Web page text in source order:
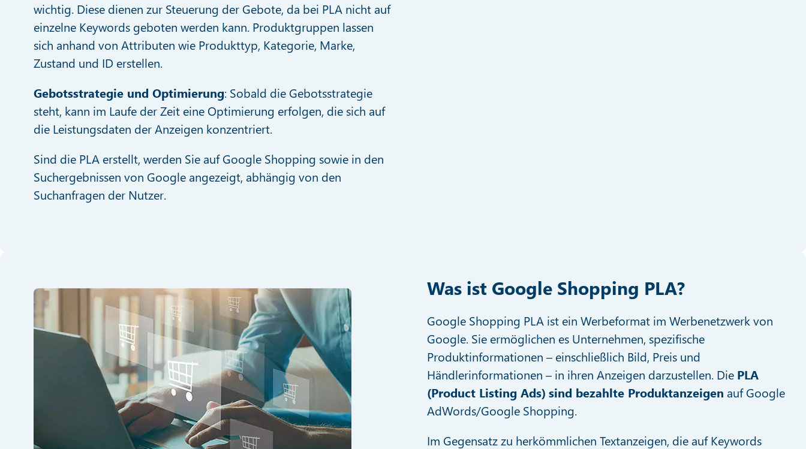
wichtig. Diese dienen zur Steuerung der Gebote, da bei PLA nicht auf
einzelne Keywords geboten werden kann. Produktgruppen lassen
sich anhand von Attributen wie Produkttyp, Kategorie, Marke,
Zustand und ID erstellen.
Gebotsstrategie und Optimierung: Sobald die Gebotsstrategie
steht, kann im Laufe der Zeit eine Optimierung erfolgen, die sich auf
die Leistungsdaten der Anzeigen konzentriert.
Sind die PLA erstellt, werden Sie auf Google Shopping sowie in den
Suchergebnissen von Google angezeigt, abhängig von den
Suchanfragen der Nutzer.
Was ist Google Shopping PLA?
Google Shopping PLA ist ein Werbeformat im Werbenetzwerk von
Google. Sie ermöglichen es Unternehmen, spezifische
Produktinformationen – einschließlich Bild, Preis und
Händlerinformationen – in ihren Anzeigen darzustellen. Die PLA
(Product Listing Ads) sind bezahlte Produktanzeigen auf Google
AdWords/Google Shopping.
Im Gegensatz zu herkömmlichen Textanzeigen, die auf Keywords